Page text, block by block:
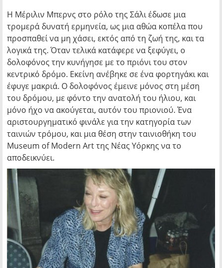
Η Μέριλιν Μπερνς στο ρόλο της Σάλι έδωσε μια
τρομερά δυνατή ερμηνεία, ως μια αθώα κοπέλα που
προσπαθεί να μη χάσει, εκτός από τη ζωή της, και τα
λογικά της. Όταν τελικά κατάφερε να ξεφύγει, ο
δολοφόνος την κυνήγησε με το πριόνι του στον
κεντρικό δρόμο. Εκείνη ανέβηκε σε ένα φορτηγάκι και
έφυγε μακριά. Ο δολοφόνος έμεινε μόνος στη μέση
του δρόμου, με φόντο την ανατολή του ήλιου, και
μόνο ήχο να ακούγεται, αυτόν του πριονιού. Ένα
αριστουργηματικό φινάλε για την κατηγορία των
ταινιών τρόμου, και μια θέση στην ταινιοθήκη του
Museum of Modern Art της Νέας Υόρκης να το
αποδεικνύει.